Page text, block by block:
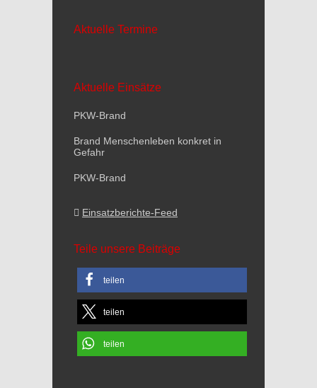
Aktuelle Termine
Aktuelle Einsätze
PKW-Brand
Brand Menschenleben konkret in
Gefahr
PKW-Brand
Einsatzberichte-Feed
Teile unsere Beiträge
teilen
teilen
teilen